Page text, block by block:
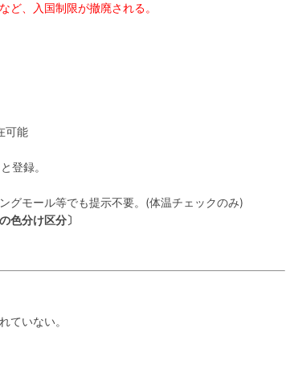
ど、入国制限が撤廃される。
可能
登録。
モール等でも提示不要。(体温チェックのみ)
色分け区分〕
ていない。